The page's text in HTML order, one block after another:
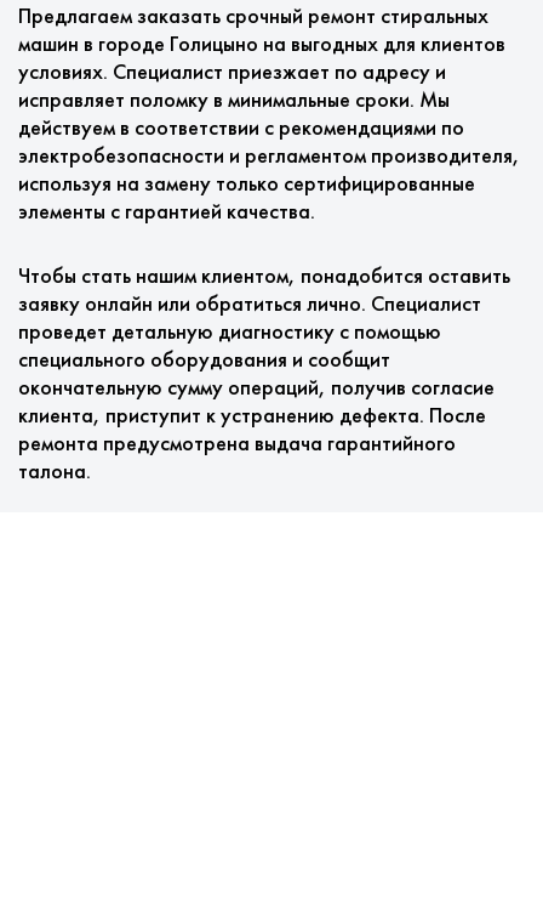
Предлагаем заказать срочный ремонт стиральных
машин в городе Голицыно на выгодных для клиентов
условиях. Специалист приезжает по адресу и
исправляет поломку в минимальные сроки. Мы
действуем в соответствии с рекомендациями по
электробезопасности и регламентом производителя,
используя на замену только сертифицированные
элементы с гарантией качества.
Чтобы стать нашим клиентом, понадобится оставить
заявку онлайн или обратиться лично. Специалист
проведет детальную диагностику с помощью
специального оборудования и сообщит
окончательную сумму операций, получив согласие
клиента, приступит к устранению дефекта. После
ремонта предусмотрена выдача гарантийного
талона.